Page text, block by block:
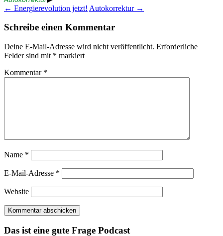
Beitragsnavigation
← Energierevolution jetzt! Autokorrektur →
Schreibe einen Kommentar
Deine E-Mail-Adresse wird nicht veröffentlicht. Erforderliche
Felder sind mit * markiert
Kommentar *
Name *
E-Mail-Adresse *
Website
Das ist eine gute Frage Podcast